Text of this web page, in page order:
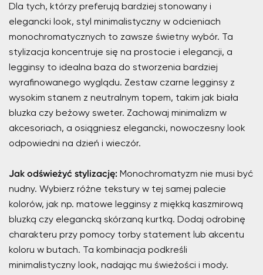
Dla tych, którzy preferują bardziej stonowany i
elegancki look, styl minimalistyczny w odcieniach
monochromatycznych to zawsze świetny wybór. Ta
stylizacja koncentruje się na prostocie i elegancji, a
legginsy to idealna baza do stworzenia bardziej
wyrafinowanego wyglądu. Zestaw czarne legginsy z
wysokim stanem z neutralnym topem, takim jak biała
bluzka czy beżowy sweter. Zachowaj minimalizm w
akcesoriach, a osiągniesz elegancki, nowoczesny look
odpowiedni na dzień i wieczór.
Jak odświeżyć stylizację: Monochromatyzm nie musi być
nudny. Wybierz różne tekstury w tej samej palecie
kolorów, jak np. matowe legginsy z miękką kaszmirową
bluzką czy elegancką skórzaną kurtką. Dodaj odrobinę
charakteru przy pomocy torby statement lub akcentu
koloru w butach. Ta kombinacja podkreśli
minimalistyczny look, nadając mu świeżości i mody.